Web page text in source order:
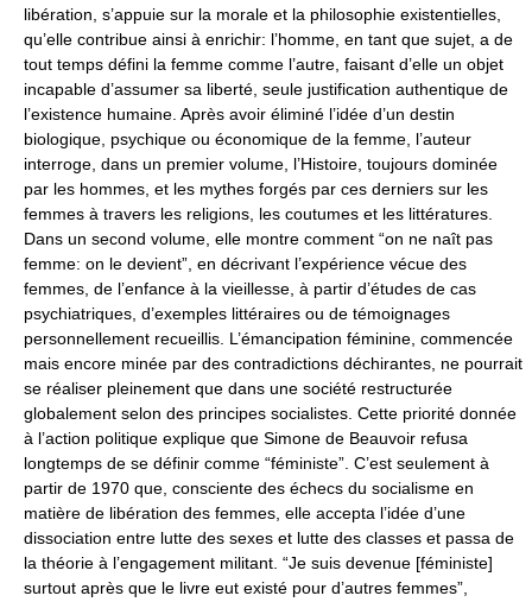
libération, s’appuie sur la morale et la philosophie existentielles,
qu’elle contribue ainsi à enrichir: l’homme, en tant que sujet, a de
tout temps défini la femme comme l’autre, faisant d’elle un objet
incapable d’assumer sa liberté, seule justification authentique de
l’existence humaine. Après avoir éliminé l’idée d’un destin
biologique, psychique ou économique de la femme, l’auteur
interroge, dans un premier volume, l’Histoire, toujours dominée
par les hommes, et les mythes forgés par ces derniers sur les
femmes à travers les religions, les coutumes et les littératures.
Dans un second volume, elle montre comment “on ne naît pas
femme: on le devient”, en décrivant l’expérience vécue des
femmes, de l’enfance à la vieillesse, à partir d’études de cas
psychiatriques, d’exemples littéraires ou de témoignages
personnellement recueillis. L’émancipation féminine, commencée
mais encore minée par des contradictions déchirantes, ne pourrait
se réaliser pleinement que dans une société restructurée
globalement selon des principes socialistes. Cette priorité donnée
à l’action politique explique que Simone de Beauvoir refusa
longtemps de se définir comme “féministe”. C’est seulement à
partir de 1970 que, consciente des échecs du socialisme en
matière de libération des femmes, elle accepta l’idée d’une
dissociation entre lutte des sexes et lutte des classes et passa de
la théorie à l’engagement militant. “Je suis devenue [féministe]
surtout après que le livre eut existé pour d’autres femmes”,